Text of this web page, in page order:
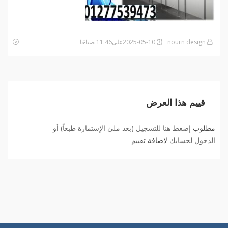
قييم هذا العرض
مطلوب إضغط هنا للتسجيل (بعد ملئ الإستمارة طبعاً) أو
الدخول لحسابك لاضافة تقييم